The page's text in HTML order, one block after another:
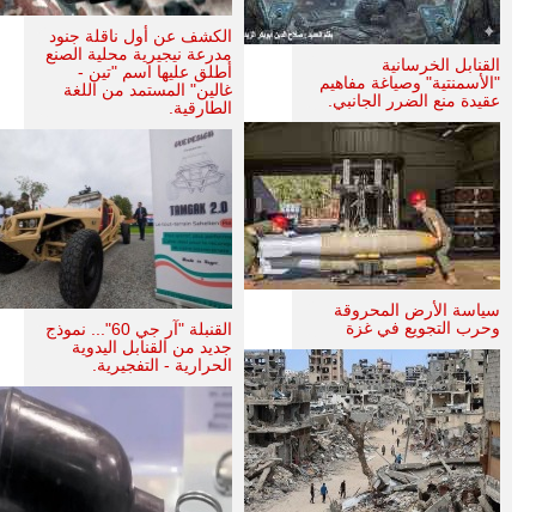
القنابل الخرسانية
"الأسمنتية" وصياغة مفاهيم
عقيدة منع الضرر الجانبي.
سياسة الأرض المحروقة
وحرب التجويع في غزة
الكشف عن أول ناقلة جنود
مدرعة نيجيرية محلية الصنع
أطلق عليها اسم "تين -
غالين" المستمد من اللغة
الطارقية.
القنبلة "آر جي 60"... نموذج
جديد من القنابل اليدوية
الحرارية - التفجيرية.